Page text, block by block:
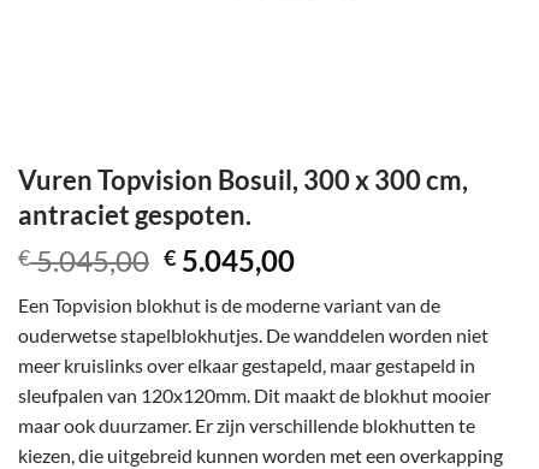
Vuren Topvision Bosuil, 300 x 300 cm,
antraciet gespoten.
€5.045,00 Oorspronkelijke
was:
€ 5.045,00.
€ 5.045,00Huidige
is:
€ 5.045,00.
Een Topvision blokhut is de moderne variant van de
ouderwetse stapelblokhutjes. De wanddelen worden niet
meer kruislinks over elkaar gestapeld, maar gestapeld in
sleufpalen van 120x120mm. Dit maakt de blokhut mooier
maar ook duurzamer. Er zijn verschillende blokhutten te
kiezen, die uitgebreid kunnen worden met een overkapping